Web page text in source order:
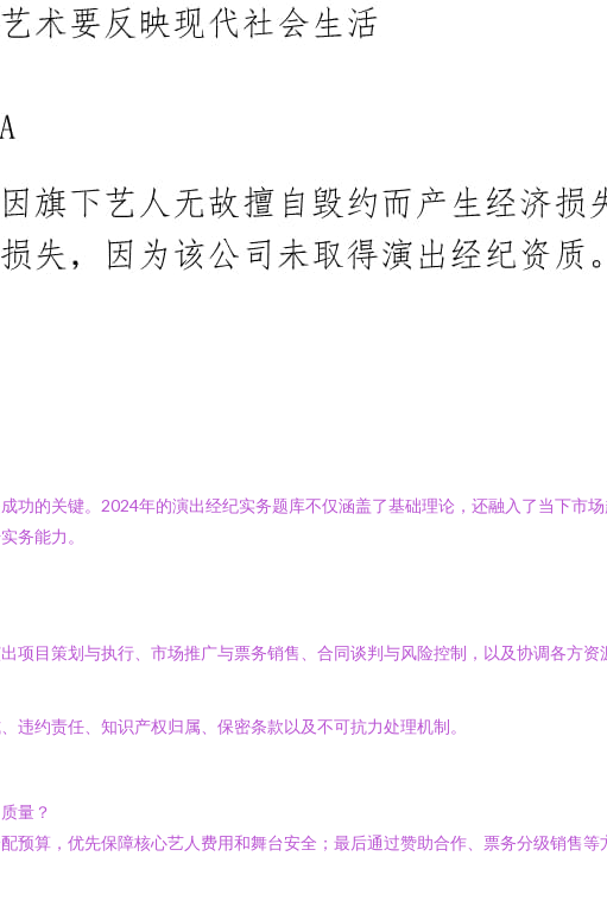
功的关键。2024年的演出经纪实务题库不仅涵盖了基础理论，还融入了当下市
务能力。
项目策划与执行、市场推广与票务销售、合同谈判与风险控制，以及协调各方资
违约责任、知识产权归属、保密条款以及不可抗力处理机制。
量？
预算，优先保障核心艺人费用和舞台安全；最后通过赞助合作、票务分级销售等